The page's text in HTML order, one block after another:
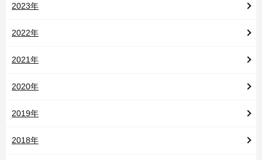
2023年
2022年
2021年
2020年
2019年
2018年